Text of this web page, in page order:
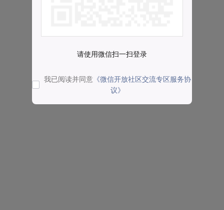
请使用微信扫一扫登录
我已阅读并同意 《微信开放社区交流专区服务协
议》